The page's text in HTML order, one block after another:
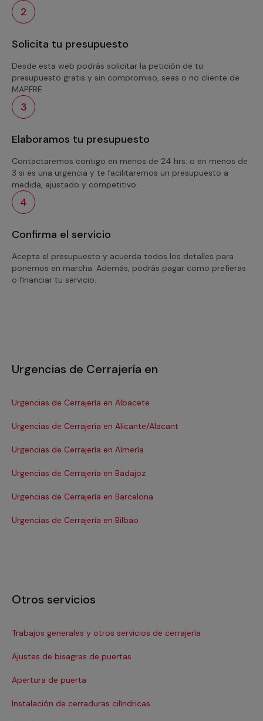
2
Solicita tu presupuesto
Desde esta web podrás solicitar la petición de tu
presupuesto gratis y sin compromiso, seas o no cliente de
MAPFRE.
3
Elaboramos tu presupuesto
Contactaremos contigo en menos de 24 hrs. o en menos de
3 si es una urgencia y te facilitaremos un presupuesto a
medida, ajustado y competitivo.
4
Confirma el servicio
Acepta el presupuesto y acuerda todos los detalles para
ponernos en marcha. Además, podrás pagar como prefieras
o financiar tu servicio.
Urgencias de Cerrajería en
Urgencias de Cerrajería en Albacete
Urgencias de Cerrajería en Alicante/Alacant
Urgencias de Cerrajería en Almería
Urgencias de Cerrajería en Badajoz
Urgencias de Cerrajería en Barcelona
Urgencias de Cerrajería en Bilbao
Otros servicios
Trabajos generales y otros servicios de cerrajería
Ajustes de bisagras de puertas
Apertura de puerta
Instalación de cerraduras cilíndricas